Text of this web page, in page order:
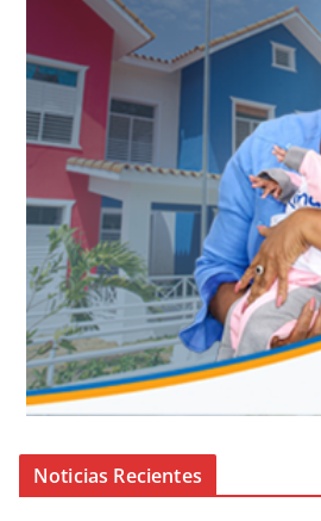
Noticias Recientes